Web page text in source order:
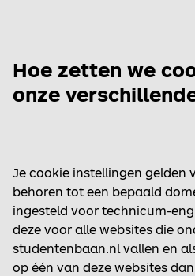
Hoe zetten we
onze
Je cookie instellingen gelden
behoren tot een bepaald
ingesteld voor technicum-
deze voor alle websites die
studentenbaan.nl vallen en
op één van deze websites